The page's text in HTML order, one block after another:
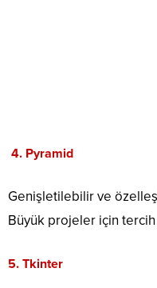
4. Pyramid
Genişletilebilir ve
Büyük projeler için
5. Tkinter